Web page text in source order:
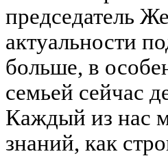
председатель
актуальности
больше, в
семьей сейчас
Каждый из нас
знаний, как